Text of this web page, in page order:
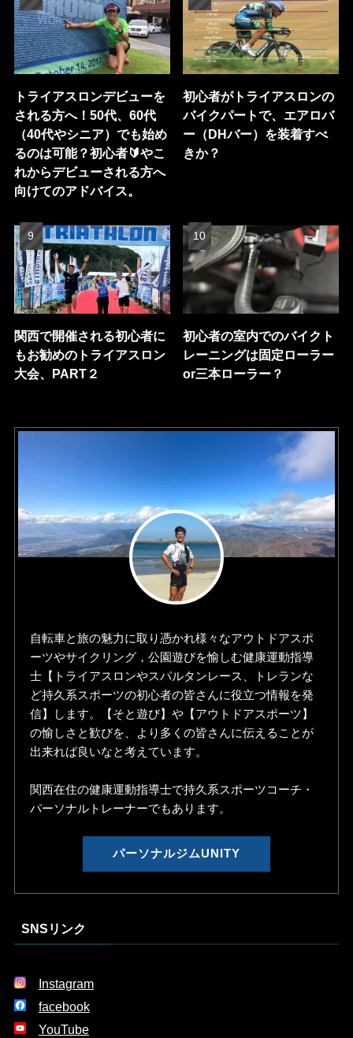
トライアスロンデビューを
される方へ！50代、60代
（40代やシニア）でも始め
るのは可能？初心者🔰やこ
れからデビューされる方へ
向けてのアドバイス。
初心者がトライアスロンの
バイクパートで、エアロバ
ー（DHバー）を装着すべ
きか？
関西で開催される初心者に
もお勧めのトライアスロン
大会、PART２
初心者の室内でのバイクト
レーニングは固定ローラー
or三本ローラー？
自転車と旅の魅力に取り憑かれ様々なアウトドアスポ
ーツやサイクリング，公園遊びを愉しむ健康運動指導
士【トライアスロンやスパルタンレース、トレランな
ど持久系スポーツの初心者の皆さんに役立つ情報を発
信】します。【そと遊び】や【アウトドアスポーツ】
の愉しさと歓びを、より多くの皆さんに伝えることが
出来れば良いなと考えています。
関西在住の健康運動指導士で持久系スポーツコーチ・
パーソナルトレーナーでもあります。
パーソナルジムUNITY
SNSリンク
Instagram
facebook
YouTube